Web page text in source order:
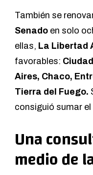
También se
Senado en solo
ellas, La Libertad
favorables:
Aires, Chaco,
Tierra del Fuego.
consiguió sumar
Una
medio de